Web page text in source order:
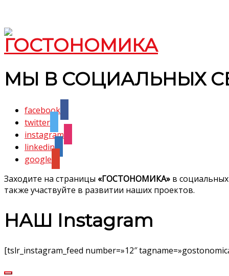
МЫ В СОЦИАЛЬНЫХ
facebook
twitter
instagram
linkedin
google
Заходите на страницы «ГОСТОНОМИКА» в
также участвуйте в развитии наших проектов.
НАШ Instagram
[tslr_instagram_feed number=»12″